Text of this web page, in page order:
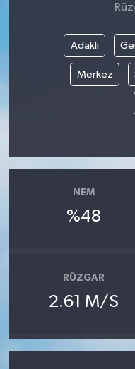
Adaklı
Merkez
NEM
%48
RÜZGAR
2.61 M/S